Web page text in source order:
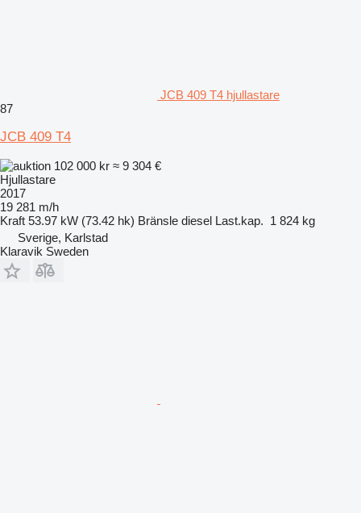
JCB 409 T4 hjullastare
87
JCB 409 T4
102 000 kr ≈ 9 304 €
Hjullastare
2017
19 281 m/h
Kraft 53.97 kW (73.42 hk) Bränsle diesel Last.kap. 1 824 kg
Sverige, Karlstad
Klaravik Sweden